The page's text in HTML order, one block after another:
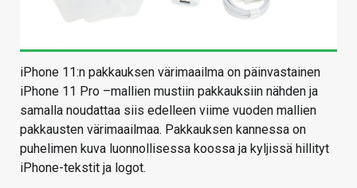
iPhone 11:n pakkauksen värimaailma on päinvastainen
iPhone 11 Pro –mallien mustiin pakkauksiin nähden ja
samalla noudattaa siis edelleen viime vuoden mallien
pakkausten värimaailmaa. Pakkauksen kannessa on
puhelimen kuva luonnollisessa koossa ja kyljissä hillityt
iPhone-tekstit ja logot.